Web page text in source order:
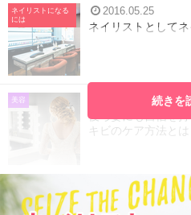
ネイリストになる
には
2016.05.25
ネイリストとして
美容 2018.02.23
後ろ姿にも自信を
キビのケア方法とは
続きを